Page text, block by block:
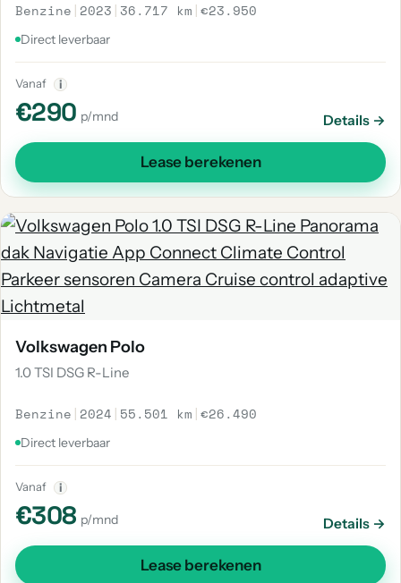
Benzine | 2023 | 36.717 km |€23.950
Direct leverbaar
Vanaf i
€290 p/mnd Details →
Lease berekenen
Volkswagen Polo
1.0 TSI DSG R-Line
Benzine | 2024 | 55.501 km |€26.490
Direct leverbaar
Vanaf i
€308 p/mnd Details →
Lease berekenen